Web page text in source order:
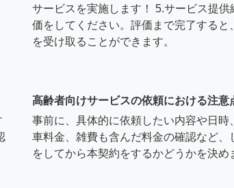
サービスを実施します！ 5.サービス提
価をしてください。評価まで完了すると
を受け取ることができます。
高齢者向けサービスの依頼における注意
事前に、具体的に依頼したい内容や日時
車料金、雑費も含んだ料金の確認など、
をしてから本契約をするかどうかを決め